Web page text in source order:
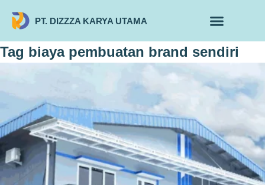
PT. DIZZZA KARYA UTAMA
Tag biaya pembuatan brand sendiri